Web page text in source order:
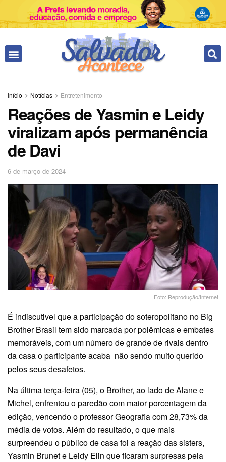
Início Notícias Entretenimento
Reações de Yasmin e Leidy
viralizam após permanência
de Davi
6 de março de 2024
Foto: Reprodução/Internet
É indiscutivel que a participação do soteropolitano no Big
Brother Brasil tem sido marcada por polêmicas e embates
memoráveis, com um número de grande de rivais dentro
da casa o participante acaba não sendo muito querido
pelos seus desafetos.
Na última terça-feira (05), o Brother, ao lado de Alane e
Michel, enfrentou o paredão com maior porcentagem da
edição, vencendo o professor Geografia com 28,73% da
média de votos. Além do resultado, o que mais
surpreendeu o público de casa foi a reação das sisters,
Yasmin Brunet e Leidy Elin que ficaram surpresas pela